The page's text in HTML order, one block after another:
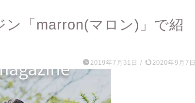
ン「marron(マロン)」で紹
2019年7月31日 / 2020年9月7日